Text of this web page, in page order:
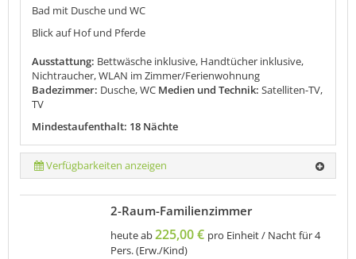
Bad mit Dusche und WC
Blick auf Hof und Pferde
Ausstattung: Bettwäsche inklusive, Handtücher inklusive,
Nichtraucher, WLAN im Zimmer/Ferienwohnung
Badezimmer: Dusche, WC Medien und Technik: Satelliten-TV,
TV
Mindestaufenthalt: 18 Nächte
Verfügbarkeiten anzeigen
2-Raum-Familienzimmer
heute ab225,00 € pro Einheit / Nacht für 4
Pers. (Erw./Kind)